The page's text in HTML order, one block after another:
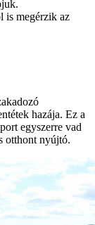
is megérzik az
hazája. Ez a
egyszerre vad
otthont nyújtó.